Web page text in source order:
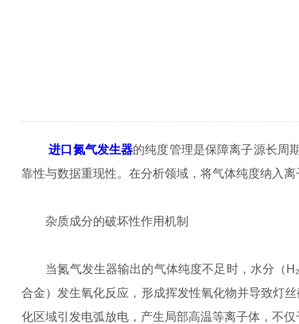
进口氮气发生器的纯度管理是保障离子源长周
靠性与数据重现性。在分析领域，将气体纯度纳入
杂质成分的破坏性作用机制
当氮气发生器输出的气体纯度不足时，水分（
合金）发生氧化反应，形成挥发性氧化物并导致灯
化区域引发电弧放电，产生局部高温等离子体，不